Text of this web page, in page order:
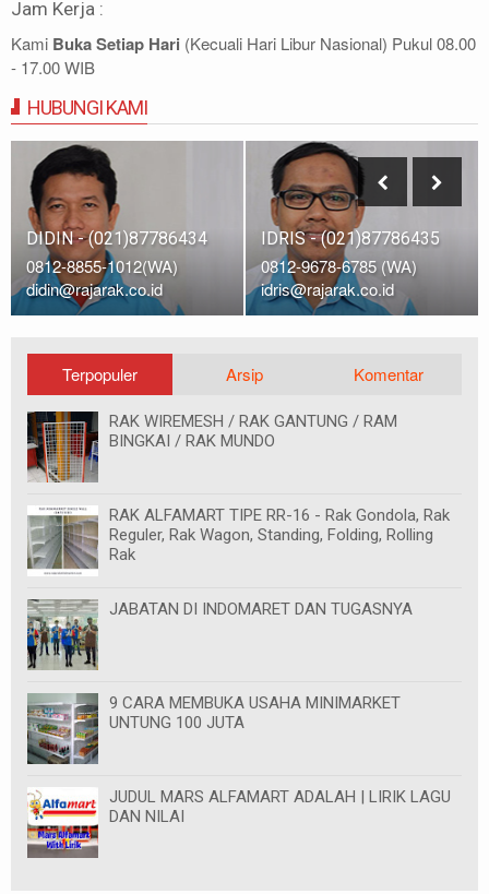
Jam Kerja :
Kami Buka Setiap Hari (Kecuali Hari Libur Nasional) Pukul 08.00
- 17.00 WIB
HUBUNGI KAMI
IDRIS - (021)87786435
0812-9678-6785 (WA)
idris@rajarak.co.id
DIDIN - (021)87786434
0812-8855-1012(WA)
didin@rajarak.co.id
Terpopuler Arsip Komentar
RAK WIREMESH / RAK GANTUNG / RAM
BINGKAI / RAK MUNDO
RAK ALFAMART TIPE RR-16 - Rak Gondola, Rak
Reguler, Rak Wagon, Standing, Folding, Rolling
Rak
JABATAN DI INDOMARET DAN TUGASNYA
9 CARA MEMBUKA USAHA MINIMARKET
UNTUNG 100 JUTA
JUDUL MARS ALFAMART ADALAH | LIRIK LAGU
DAN NILAI